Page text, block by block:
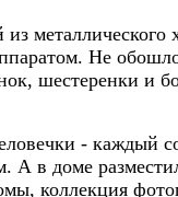
Не
шестеренки и
- каждый
А в доме
коллекция